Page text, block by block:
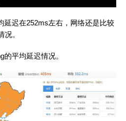
延迟在252ms左右，网络还是比较
。
平均延迟情况。